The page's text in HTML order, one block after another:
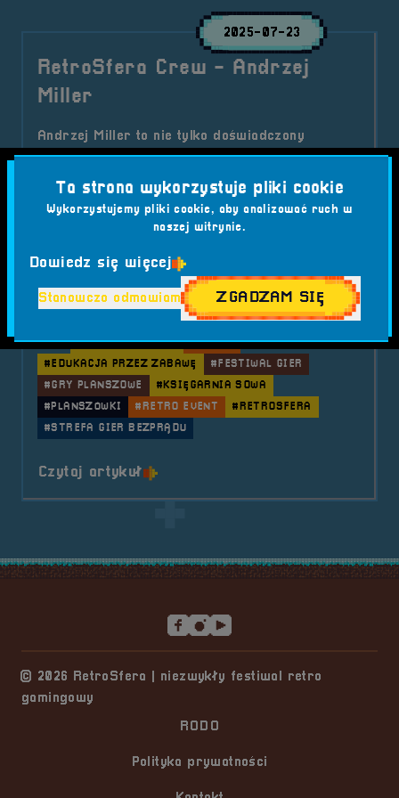
2025-07-23
RetroSfera Crew - Andrzej
Miller
Andrzej Miller to nie tylko doświadczony
szkoleniowiec i pasjonat planszówek, ale także
wieloletni członek RetroSfera Crew. Od drugiej
edycji festiwalu prowadzi Strefę Gier BezPrądu,
a na co dzień można go spotkać w rodzinnej
planszówki. Poznajcie go lepiej!
Kategorie wpisu:
RetroSfera Crew RetroSfera vol. 7
Tagi: #ANDRZEJ MILLER
#BRZEG
#EDUKACJA PRZEZ ZABAWĘ
#FESTIWAL GIER
#GRY PLANSZOWE
#KSIĘGARNIA SOWA
#PLANSZÓWKI
#RETRO EVENT
#RETROSFERA
#STREFA GIER BEZPRĄDU
Czytaj artykuło tytule RetroSfera Crew
© 2026 RetroSfera | niezwykły festiwal retro
gamingowy
RODO
Polityka prywatności
Ta strona wykorzystuje pliki cookie
Wykorzystujemy pliki cookie, aby analizować ruch w
naszej witrynie.
Dowiedz się więcej
Stanowczo odmawiam ZGADZAM SIĘ